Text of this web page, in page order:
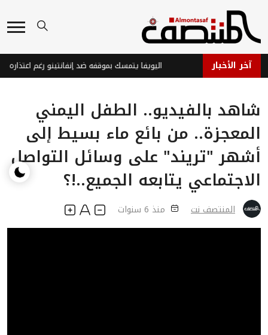
آخر الأخبارأسعار الغذاء العالمية تسجل أعلى مستوى في 3 سنوات وسط مخاوف الإمدادات اليويفا يتمسك بموقفه ضد إنفانتينو رغم اعتذاره
شاهد بالفيديو.. الطفل اليمني
المعجزة.. من بائع ماء بسيط إلى
أشهر "تريند" على وسائل التواصل
الاجتماعي يتابعه الجميع..!؟
المنتصف نت منذ 6 سنوات